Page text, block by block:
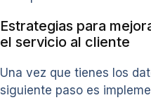
Estrategias para
el servicio al cliente
Una vez que tienes los
siguiente paso es